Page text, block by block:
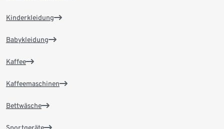
Kinderkleidung
Babykleidung
Kaffee
Kaffeemaschinen
Bettwäsche